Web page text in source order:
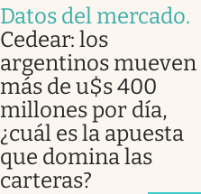
Datos del mercado.
Cedear: los
argentinos mueven
más de u$s 400
millones por día,
¿cuál es la apuesta
que domina las
carteras?